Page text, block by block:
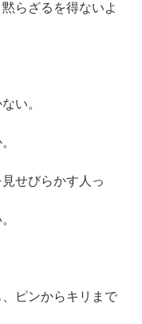
らざるを得ないよ
い。
せびらかす人っ
、ピンからキリまで